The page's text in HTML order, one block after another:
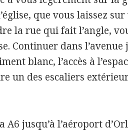
que vous laissez
la rue qui fait l’angle,
Continuer dans l’avenue
blanc, l’accès à
un des escaliers
A6 jusqu’à l’aéroport